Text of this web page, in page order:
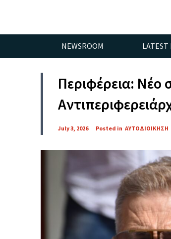
NEWSROOM LATEST
Περιφέρεια: Νέο
July 3, 2026 Posted in ΑΥΤΟΔΙΟΙΚΗΣΗ